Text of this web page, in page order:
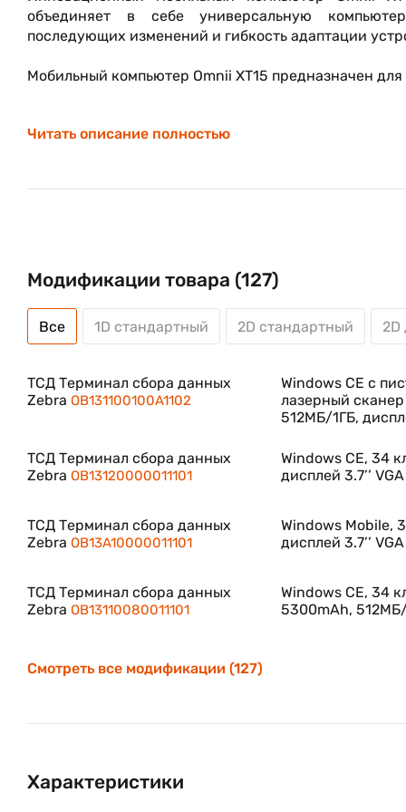
объединяет в себе универсальную
последующих изменений и гибкость адаптации
Мобильный компьютер Omnii XT15 предназначен
Omnii XT15ni имеет сертификат UL,
предприятиях.
Предоставьте сотрудникам доступ к информации
повышения эффективности управления запасами
надлежащего выполнения работы логистической
погрузочной площадки и морозильной камеры на
Технология для надежных решений
обеспечивающими плавную интеграцию для
производительности в реальном времени.
Благодаря классу герметичности IP65 и IP67
Оптимизированная эргономичность
Читать описание полностью
Модификации товара (127)
Все 1D стандартный 2D стандартный 2D
ТСД Терминал сбора данных
Zebra OB131100100A1102
Windows CE с
лазерный
512МБ/1ГБ,
ТСД Терминал сбора данных
Zebra OB13120000011101
Windows CE, 34
дисплей 3.7’’ VGA
ТСД Терминал сбора данных
Zebra OB13A10000011101
Windows Mobile,
дисплей 3.7’’ VGA
ТСД Терминал сбора данных
Zebra OB13110080011101
Windows CE, 34
5300mAh, 512МБ/
Смотреть все модификации (127)
Характеристики